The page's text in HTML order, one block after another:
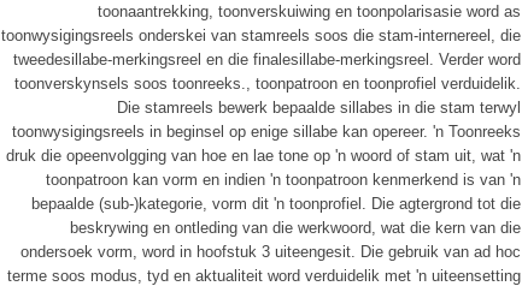
toonaantrekking, toonverskuiwing en toonpolarisasie word as
toonwysigingsreels onderskei van stamreels soos die stam-internereel, die
tweedesillabe-merkingsreel en die finalesillabe-merkingsreel. Verder word
toonverskynsels soos toonreeks., toonpatroon en toonprofiel verduidelik.
Die stamreels bewerk bepaalde sillabes in die stam terwyl
toonwysigingsreels in beginsel op enige sillabe kan opereer. 'n Toonreeks
druk die opeenvolgging van hoe en lae tone op 'n woord of stam uit, wat 'n
toonpatroon kan vorm en indien 'n toonpatroon kenmerkend is van 'n
bepaalde (sub-)kategorie, vorm dit 'n toonprofiel. Die agtergrond tot die
beskrywing en ontleding van die werkwoord, wat die kern van die
ondersoek vorm, word in hoofstuk 3 uiteengesit. Die gebruik van ad hoc
terme soos modus, tyd en aktualiteit word verduidelik met 'n uiteensetting